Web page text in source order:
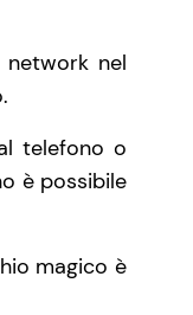
nel
telefono o
è possibile
magico è